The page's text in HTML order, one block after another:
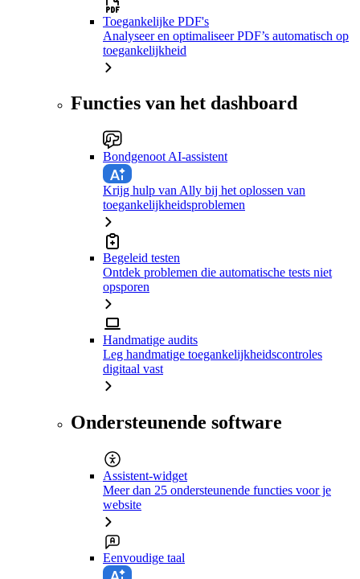
Toegankelijke PDF's
Analyseer en optimaliseer PDF’s automatisch op
toegankelijkheid
Functies van het dashboard
Bondgenoot AI-assistent
Krijg hulp van Ally bij het oplossen van
toegankelijkheidsproblemen
Begeleid testen
Ontdek problemen die automatische tests niet
opsporen
Handmatige audits
Leg handmatige toegankelijkheidscontroles
digitaal vast
Ondersteunende software
Assistent-widget
Meer dan 25 ondersteunende functies voor je
website
Eenvoudige taal